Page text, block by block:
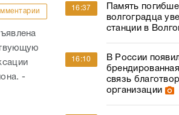
-
16:37
Память
волгоградца
станции в
16:10
В России
связь
организации